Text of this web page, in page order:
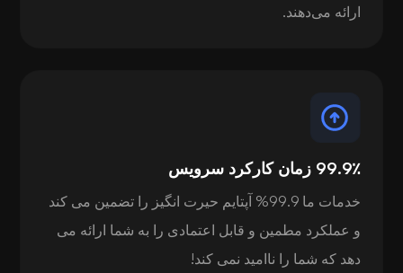
ارائه می‌دهند.
99.9٪ زمان کارکرد سرویس
خدمات ما 99.9% آپتایم حیرت انگیز را تضمین می کند
و عملکرد مطمین و قابل اعتمادی را به شما ارائه می
دهد که شما را ناامید نمی کند!